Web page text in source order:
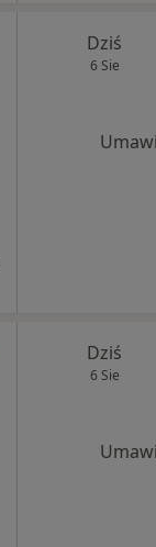
Dziś
6 Sie
Dziś
6 Sie